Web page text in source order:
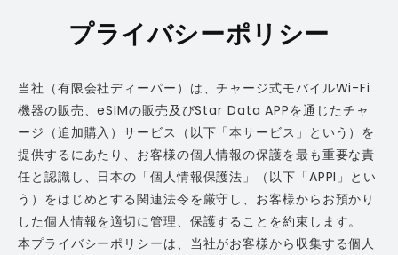
プライバシーポリシー
当社（有限会社ディーパー）は、チャージ式モバイルWi-Fi
機器の販売、eSIMの販売及びStar Data APPを通じたチャ
ージ（追加購入）サービス（以下「本サービス」という）を
提供するにあたり、お客様の個人情報の保護を最も重要な責
任と認識し、日本の「個人情報保護法」（以下「APPI」とい
う）をはじめとする関連法令を厳守し、お客様からお預かり
した個人情報を適切に管理、保護することを約束します。
本プライバシーポリシーは、当社がお客様から収集する個人